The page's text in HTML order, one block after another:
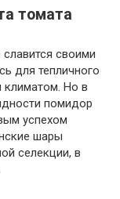
томата
своими
для тепличного
климатом. Но в
помидор
успехом
шары
селекции, в